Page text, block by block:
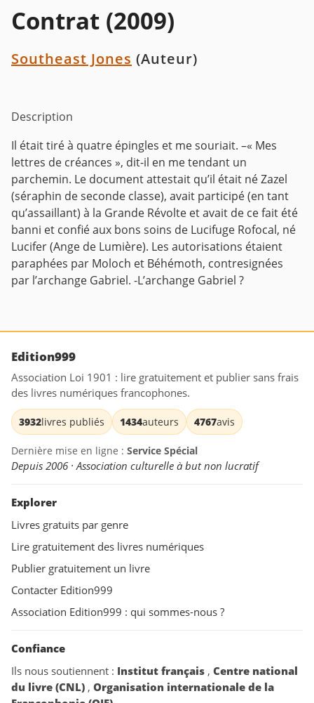
Contrat (2009)
Southeast Jones (Auteur)
Description
Il était tiré à quatre épingles et me souriait. –« Mes
lettres de créances », dit-il en me tendant un
parchemin. Le document attestait qu’il était né Zazel
(séraphin de seconde classe), avait participé (en tant
qu’assaillant) à la Grande Révolte et avait de ce fait été
banni et confié aux bons soins de Lucifuge Rofocal, né
Lucifer (Ange de Lumière). Les autorisations étaient
paraphées par Moloch et Béhémoth, contresignées
par l’archange Gabriel. -L’archange Gabriel ?
Edition999
Association Loi 1901 : lire gratuitement et publier sans frais
des livres numériques francophones.
3932livres publiés 1434auteurs 4767avis
Dernière mise en ligne : Service Spécial
Depuis 2006 · Association culturelle à but non lucratif
Explorer
Livres gratuits par genre
Lire gratuitement des livres numériques
Publier gratuitement un livre
Contacter Edition999
Association Edition999 : qui sommes-nous ?
Confiance
Ils nous soutiennent : Institut français , Centre national
du livre (CNL) , Organisation internationale de la